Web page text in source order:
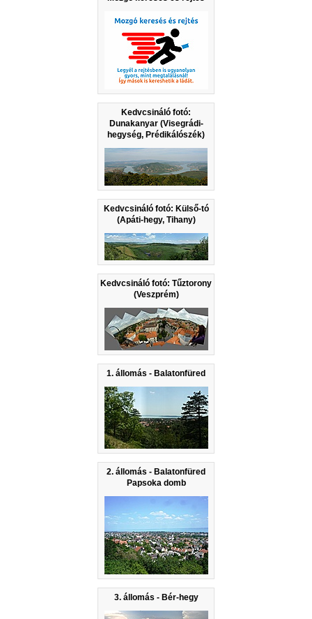
Kedvcsináló fotó:
Dunakanyar (Visegrádi-
hegység, Prédikálószék)
Kedvcsináló fotó: Külső-tó
(Apáti-hegy, Tihany)
Kedvcsináló fotó: Tűztorony
(Veszprém)
1. állomás - Balatonfüred
2. állomás - Balatonfüred
Papsoka domb
3. állomás - Bér-hegy